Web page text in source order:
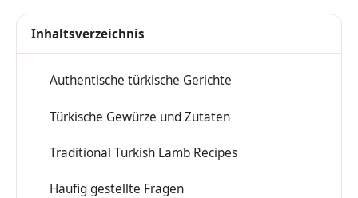
Inhaltsverzeichnis
Authentische türkische Gerichte
Türkische Gewürze und Zutaten
Traditional Turkish Lamb Recipes
Häufig gestellte Fragen